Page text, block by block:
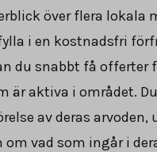
över flera lokala
i en kostnadsfri
du snabbt få offerter
är aktiva i området.
av deras arvoden,
vad som ingår i